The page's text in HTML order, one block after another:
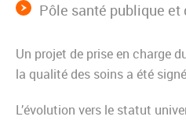
Pôle santé publique
Un projet de prise en charge
la qualité des soins a été
L’évolution vers le statut